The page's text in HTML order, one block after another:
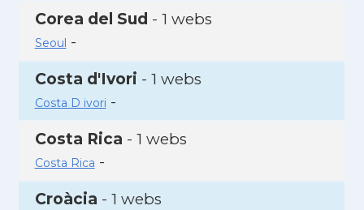
Corea del Sud - 1 webs
Seoul -
Costa d'Ivori - 1 webs
Costa D ivori -
Costa Rica - 1 webs
Costa Rica -
Croàcia - 1 webs